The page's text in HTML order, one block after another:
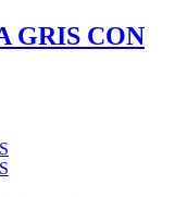
GRIS CON